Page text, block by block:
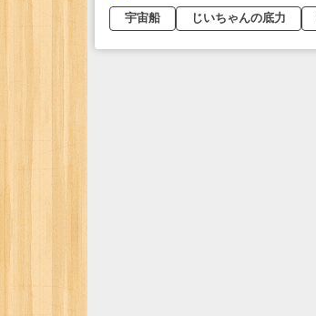
宇宙船
じいちゃんの底力